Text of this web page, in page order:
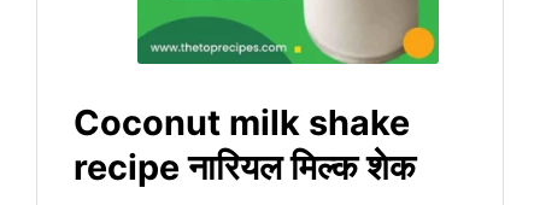
Coconut milk shake
recipe नारियल मिल्क शेक